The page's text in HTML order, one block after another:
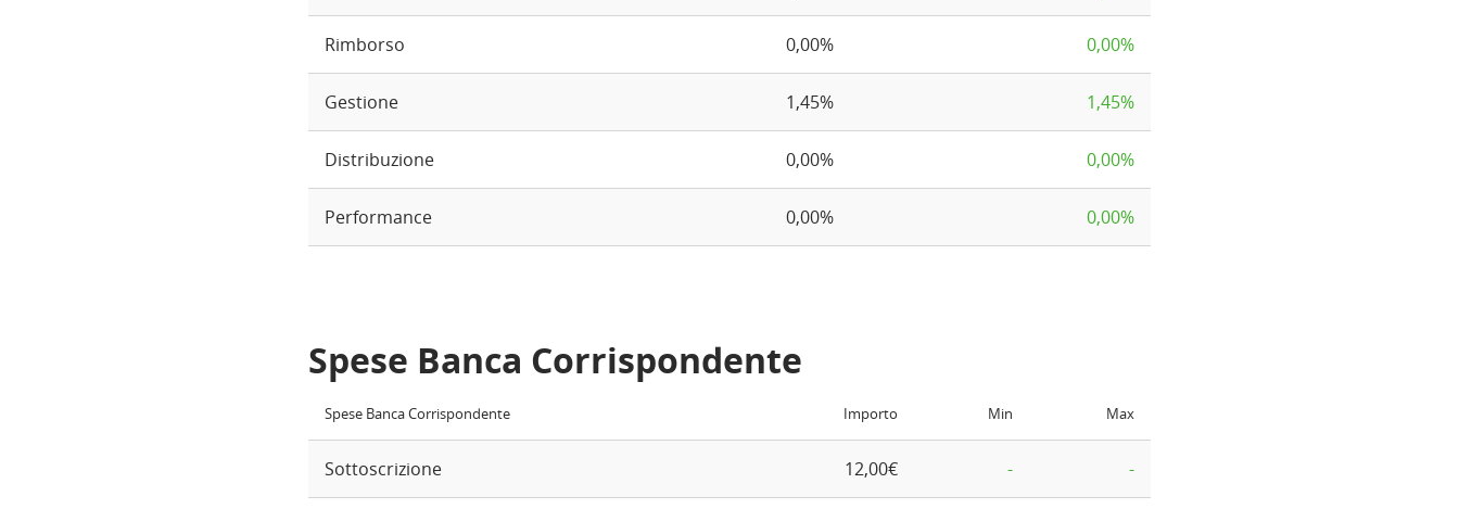
Rimborso 0,00% 0,00%
Gestione 1,45% 1,45%
Distribuzione 0,00% 0,00%
Performance 0,00% 0,00%
Spese Banca Corrispondente
Spese Banca Corrispondente Importo Min Max
Sottoscrizione 12,00€ - -